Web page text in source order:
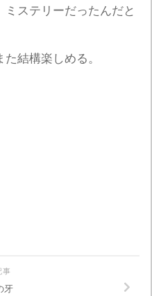
ステリーだったんだと
結構楽しめる。
事
牙